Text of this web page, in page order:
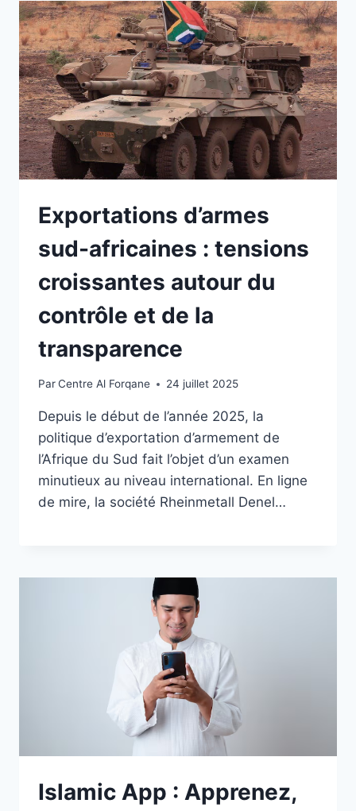
Exportations d’armes
sud-africaines : tensions
croissantes autour du
contrôle et de la
transparence
ParCentre Al Forqane 24 juillet 2025
Depuis le début de l’année 2025, la
politique d’exportation d’armement de
l’Afrique du Sud fait l’objet d’un examen
minutieux au niveau international. En ligne
de mire, la société Rheinmetall Denel…
Islamic App : Apprenez,